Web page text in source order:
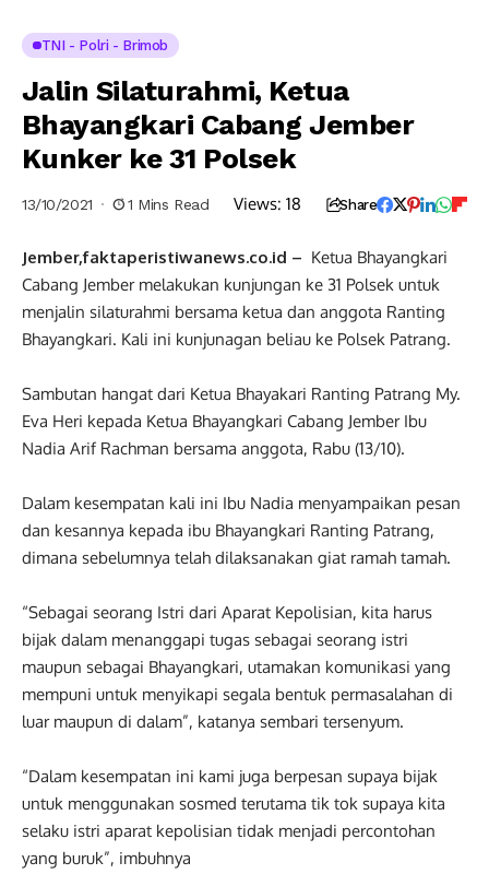
TNI - Polri - Brimob
Jalin Silaturahmi, Ketua
Bhayangkari Cabang Jember
Kunker ke 31 Polsek
13/10/2021 1 Mins Read Views: 18 Share
Jember,faktaperistiwanews.co.id – Ketua Bhayangkari
Cabang Jember melakukan kunjungan ke 31 Polsek untuk
menjalin silaturahmi bersama ketua dan anggota Ranting
Bhayangkari. Kali ini kunjunagan beliau ke Polsek Patrang.
Sambutan hangat dari Ketua Bhayakari Ranting Patrang My.
Eva Heri kepada Ketua Bhayangkari Cabang Jember Ibu
Nadia Arif Rachman bersama anggota, Rabu (13/10).
Dalam kesempatan kali ini Ibu Nadia menyampaikan pesan
dan kesannya kepada ibu Bhayangkari Ranting Patrang,
dimana sebelumnya telah dilaksanakan giat ramah tamah.
“Sebagai seorang Istri dari Aparat Kepolisian, kita harus
bijak dalam menanggapi tugas sebagai seorang istri
maupun sebagai Bhayangkari, utamakan komunikasi yang
mempuni untuk menyikapi segala bentuk permasalahan di
luar maupun di dalam”, katanya sembari tersenyum.
“Dalam kesempatan ini kami juga berpesan supaya bijak
untuk menggunakan sosmed terutama tik tok supaya kita
selaku istri aparat kepolisian tidak menjadi percontohan
yang buruk”, imbuhnya